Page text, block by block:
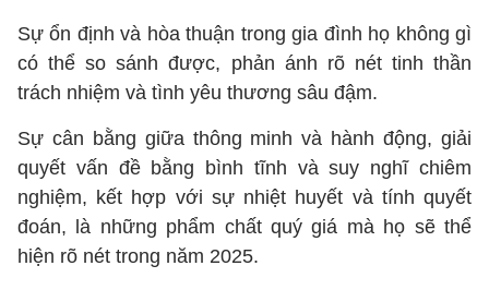
Sự ổn định và hòa thuận trong gia đình họ không gì
có thể so sánh được, phản ánh rõ nét tinh thần
trách nhiệm và tình yêu thương sâu đậm.
Sự cân bằng giữa thông minh và hành động, giải
quyết vấn đề bằng bình tĩnh và suy nghĩ chiêm
nghiệm, kết hợp với sự nhiệt huyết và tính quyết
đoán, là những phẩm chất quý giá mà họ sẽ thể
hiện rõ nét trong năm 2025.